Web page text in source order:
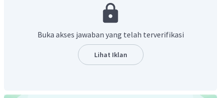
Buka akses jawaban yang telah terverifikasi
Lihat Iklan